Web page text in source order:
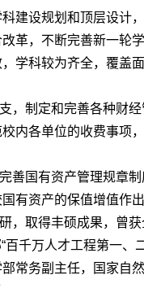
建设规划和顶层设计
革，不断完善新一轮
学科较为齐全，覆盖
，制定和完善各种财
内各单位的收费事项
善国有资产管理规章
有资产的保值增值作出
取得丰硕成果，曾获
百千万人才工程第一、
常务副主任，国家自